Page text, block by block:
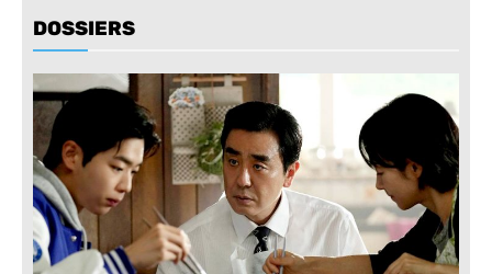
DOSSIERS